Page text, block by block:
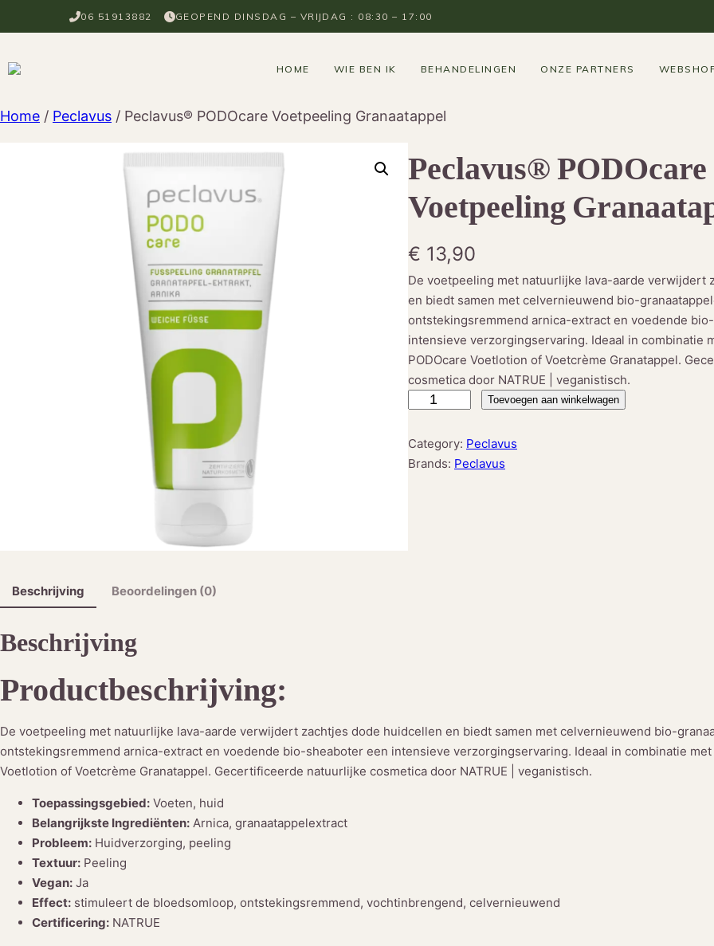
naar
inhoud
06 51913882 GEOPEND DINSDAG – VRIJDAG : 08:30 – 17:00
HOME WIE BEN IK BEHANDELINGEN ONZE PARTNERS
Home / Peclavus / Peclavus® PODOcare Voetpeeling Granaatappel
Peclavus® PODOcare
Voetpeeling
€ 13,90
De voetpeeling met natuurlijke lava-aarde verwijdert
en biedt samen met celvernieuwend bio-
ontstekingsremmend arnica-extract en voedende
intensieve verzorgingservaring. Ideaal in combinatie
PODOcare Voetlotion of Voetcrème Granatappel.
cosmetica door NATRUE | veganistisch.
c
l
V
o
e
i
Toevoegen aan winkelwagen
Category: Peclavus
Brands: Peclavus
Beschrijving Beoordelingen (0)
Beschrijving
Productbeschrijving:
De voetpeeling met natuurlijke lava-aarde verwijdert zachtjes dode huidcellen en biedt samen met celvernieuwend bio-
ontstekingsremmend arnica-extract en voedende bio-sheaboter een intensieve verzorgingservaring. Ideaal in combinatie met
Voetlotion of Voetcrème Granatappel. Gecertificeerde natuurlijke cosmetica door NATRUE | veganistisch.
Toepassingsgebied: Voeten, huid
Belangrijkste Ingrediënten: Arnica, granaatappelextract
Probleem: Huidverzorging, peeling
Textuur: Peeling
Vegan: Ja
Effect: stimuleert de bloedsomloop, ontstekingsremmend, vochtinbrengend, celvernieuwend
Certificering: NATRUE